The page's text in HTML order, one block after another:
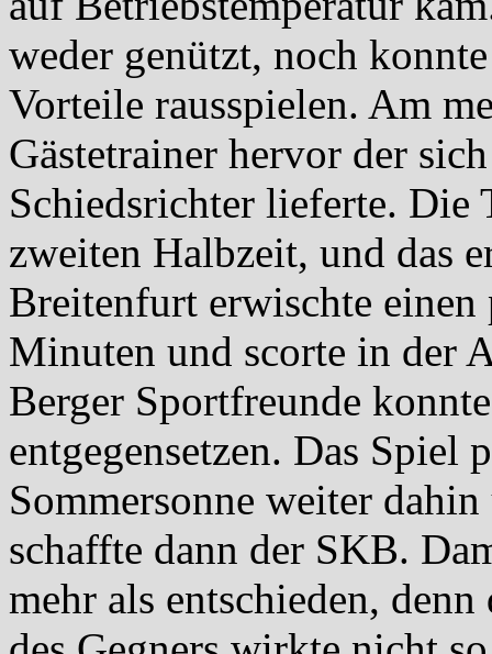
weder genützt, noch
Vorteile rausspielen. Am
Gästetrainer hervor der
Schiedsrichter lieferte. Die
zweiten Halbzeit, und das
Breitenfurt erwischte
Minuten und scorte in der
Berger Sportfreunde
entgegensetzen. Das Spiel
Sommersonne weiter
schaffte dann der SKB.
mehr als entschieden,